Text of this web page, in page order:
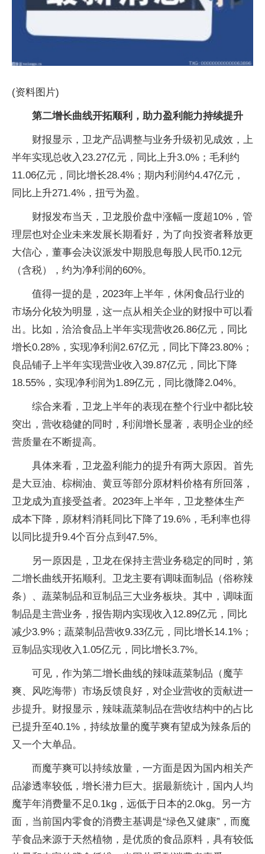
(资料图片)
第二增长曲线开拓顺利，助力盈利能力持续提升
财报显示，卫龙产品调整与业务升级初见成效，上
半年实现总收入23.27亿元，同比上升3.0%；毛利约
11.06亿元，同比增长28.4%；期内利润约4.47亿元，
同比上升271.4%，扭亏为盈。
财报发布当天，卫龙股价盘中涨幅一度超10%，管
理层也对企业未来发展长期看好，为了向投资者释放更
大信心，董事会决议派发中期股息每股人民币0.12元
（含税），约为净利润的60%。
值得一提的是，2023年上半年，休闲食品行业的
市场分化较为明显，这一点从相关企业的财报中可以看
出。比如，洽洽食品上半年实现营收26.86亿元，同比
增长0.28%，实现净利润2.67亿元，同比下降23.80%；
良品铺子上半年实现营业收入39.87亿元，同比下降
18.55%，实现净利润为1.89亿元，同比微降2.04%。
综合来看，卫龙上半年的表现在整个行业中都比较
突出，营收稳健的同时，利润增长显著，表明企业的经
营质量在不断提高。
具体来看，卫龙盈利能力的提升有两大原因。首先
是大豆油、棕榈油、黄豆等部分原材料价格有所回落，
卫龙成为直接受益者。2023年上半年，卫龙整体生产
成本下降，原材料消耗同比下降了19.6%，毛利率也得
以同比提升9.4个百分点到47.5%。
另一原因是，卫龙在保持主营业务稳定的同时，第
二增长曲线开拓顺利。卫龙主要有调味面制品（俗称辣
条）、蔬菜制品和豆制品三大业务板块。其中，调味面
制品是主营业务，报告期内实现收入12.89亿元，同比
减少3.9%；蔬菜制品营收9.33亿元，同比增长14.1%；
豆制品实现收入1.05亿元，同比增长3.7%。
可见，作为第二增长曲线的辣味蔬菜制品（魔芋
爽、风吃海带）市场反馈良好，对企业营收的贡献进一
步提升。财报显示，辣味蔬菜制品在营收结构中的占比
已提升至40.1%，持续放量的魔芋爽有望成为辣条后的
又一个大单品。
而魔芋爽可以持续放量，一方面是因为国内相关产
品渗透率较低，增长潜力巨大。据最新统计，国内人均
魔芋年消费量不足0.1kg，远低于日本的2.0kg。另一方
面，当前国内零食的消费主基调是“绿色又健康”，而魔
芋食品来源于天然植物，是优质的食品原料，具有较低